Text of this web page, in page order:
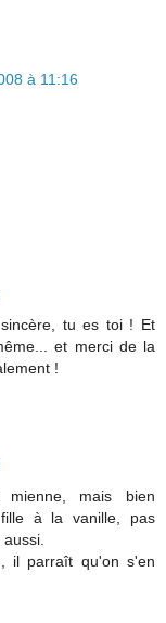
à 11:16
tu es toi ! Et
et merci de la
!
mais bien
à la vanille, pas
il parraît qu'on s'en